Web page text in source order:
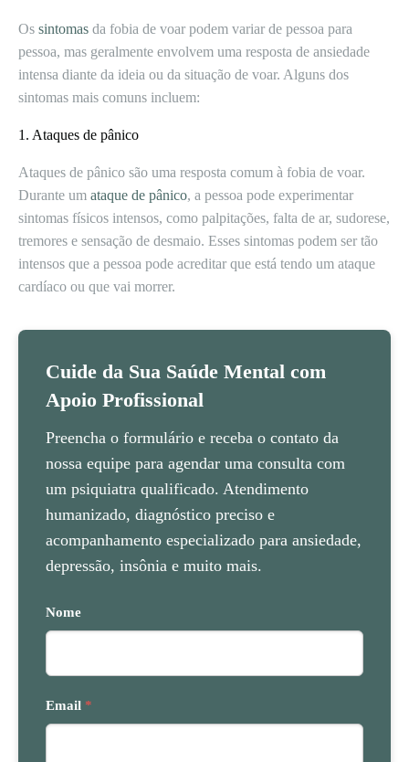
Os sintomas da fobia de voar podem variar de pessoa para
pessoa, mas geralmente envolvem uma resposta de ansiedade
intensa diante da ideia ou da situação de voar. Alguns dos
sintomas mais comuns incluem:
1. Ataques de pânico
Ataques de pânico são uma resposta comum à fobia de voar.
Durante um ataque de pânico, a pessoa pode experimentar
sintomas físicos intensos, como palpitações, falta de ar, sudorese,
tremores e sensação de desmaio. Esses sintomas podem ser tão
intensos que a pessoa pode acreditar que está tendo um ataque
cardíaco ou que vai morrer.
Cuide da Sua Saúde Mental com
Apoio Profissional
Preencha o formulário e receba o contato da
nossa equipe para agendar uma consulta com
um psiquiatra qualificado. Atendimento
humanizado, diagnóstico preciso e
acompanhamento especializado para ansiedade,
depressão, insônia e muito mais.
Nome
Email *